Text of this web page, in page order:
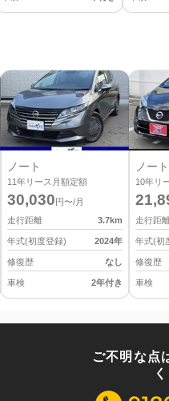
ノート
11年リース月額定額
30,030 円〜/月
走行距離
3.7km
年式(初度登録) 2024年
修復歴 なし
車検 2年付き
ノート
10年リ
走行距
年式(初
修復歴
車検
ご不明な点